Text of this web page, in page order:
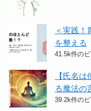
＜実践！
を整える
41.5k件の
【氏名
る魔法の
39.2k件の